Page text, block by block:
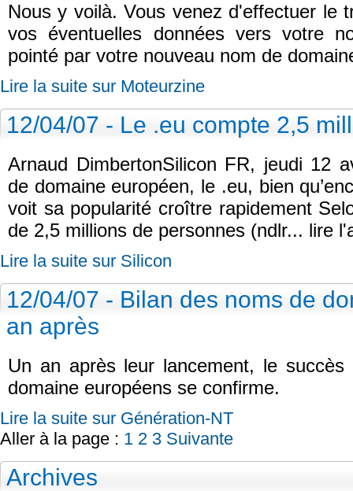
Nous y voilà. Vous venez d'effectuer le
vos éventuelles données vers votre
pointé par votre nouveau nom de
Lire la suite sur Moteurzine
12/04/07 - Le .eu compte 2,5
Arnaud DimbertonSilicon FR, jeudi 12
de domaine européen, le .eu, bien
voit sa popularité croître rapidement
de 2,5 millions de personnes (ndlr... lire
Lire la suite sur Silicon
12/04/07 - Bilan des noms de
an après
Un an après leur lancement, le
domaine européens se confirme.
Lire la suite sur Génération-NT
Aller à la page : 1 2 3 Suivante
Archives